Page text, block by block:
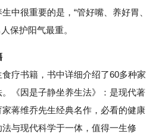
中很重要的是，“管好嘴、养好胃、
保护阳气最重。
书籍，书中详细介绍了60多种家
《因是子静坐养生法》：是现代著
蒋维乔先生经典名作，必看的健康
与现代科学于一体，值得一生修